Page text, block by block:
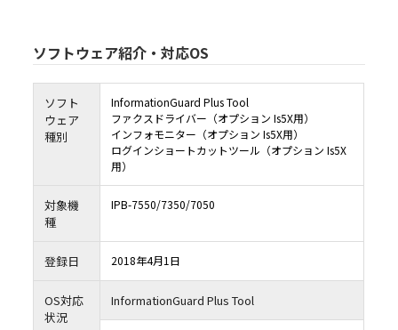
ソフトウェア紹介・対応OS
ソフト
ウェア
種別
InformationGuard Plus Tool
ファクスドライバー（オプション Is5X用）
インフォモニター（オプション Is5X用）
ログインショートカットツール（オプション Is5X
用）
対象機
種
IPB-7550/7350/7050
登録日 2018年4月1日
OS対応
状況
InformationGuard Plus Tool